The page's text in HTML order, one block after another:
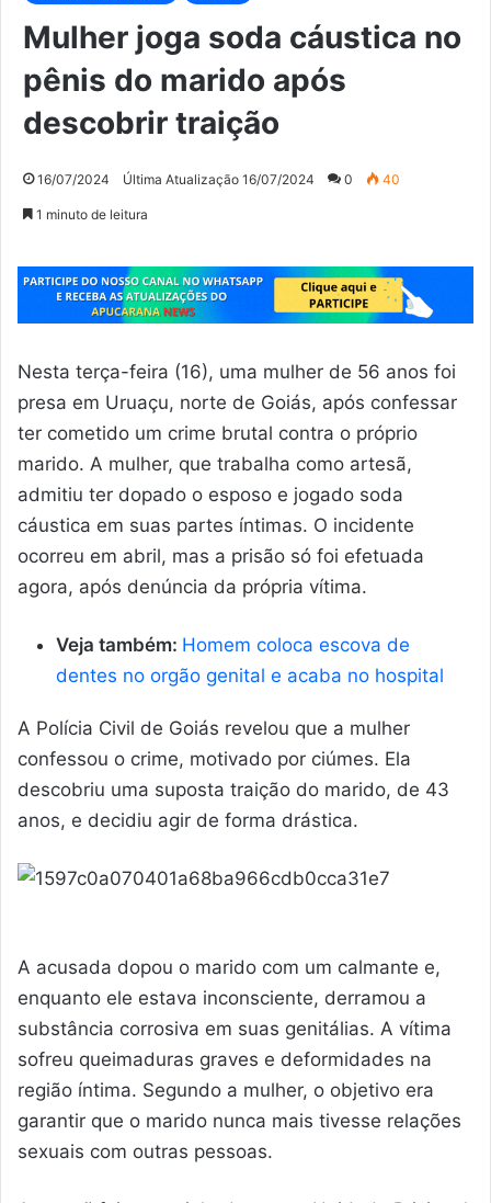
Mulher joga soda cáustica no
pênis do marido após
descobrir traição
16/07/2024 Última Atualização 16/07/2024 0 40
1 minuto de leitura
Nesta terça-feira (16), uma mulher de 56 anos foi
presa em Uruaçu, norte de Goiás, após confessar
ter cometido um crime brutal contra o próprio
marido. A mulher, que trabalha como artesã,
admitiu ter dopado o esposo e jogado soda
cáustica em suas partes íntimas. O incidente
ocorreu em abril, mas a prisão só foi efetuada
agora, após denúncia da própria vítima.
Veja também: Homem coloca escova de
dentes no orgão genital e acaba no hospital
A Polícia Civil de Goiás revelou que a mulher
confessou o crime, motivado por ciúmes. Ela
descobriu uma suposta traição do marido, de 43
anos, e decidiu agir de forma drástica.
A acusada dopou o marido com um calmante e,
enquanto ele estava inconsciente, derramou a
substância corrosiva em suas genitálias. A vítima
sofreu queimaduras graves e deformidades na
região íntima. Segundo a mulher, o objetivo era
garantir que o marido nunca mais tivesse relações
sexuais com outras pessoas.